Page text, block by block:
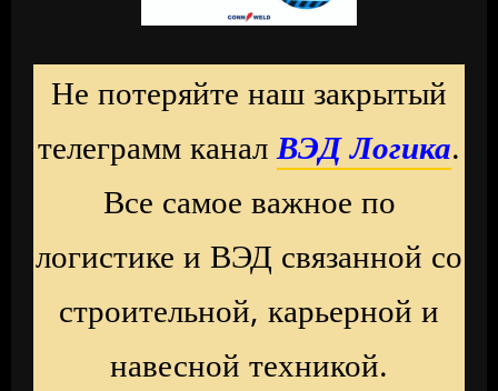
Не потеряйте наш закрытый
телеграмм каналВЭД Логика.
Все самое важное по
логистике и ВЭД связанной со
строительной, карьерной и
навесной техникой.